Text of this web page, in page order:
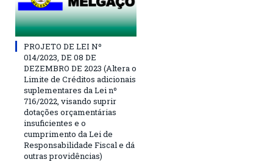
PROJETO DE LEI Nº
014/2023, DE 08 DE
DEZEMBRO DE 2023 (Altera o
Limite de Créditos adicionais
suplementares da Lei nº
716/2022, visando suprir
dotações orçamentárias
insuficientes e o
cumprimento da Lei de
Responsabilidade Fiscal e dá
outras providências)